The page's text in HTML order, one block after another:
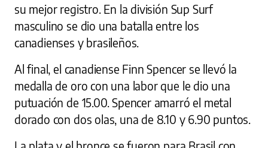
su mejor registro. En la división Sup Surf
masculino se dio una batalla entre los
canadienses y brasileños.
Al final, el canadiense Finn Spencer se llevó la
medalla de oro con una labor que le dio una
putuación de 15.00. Spencer amarró el metal
dorado con dos olas, una de 8.10 y 6.90 puntos.